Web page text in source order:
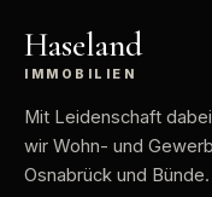
Haseland
IMMOBILIEN
Mit Leidenschaft dabei
wir Wohn- und
Osnabrück und Bünde.